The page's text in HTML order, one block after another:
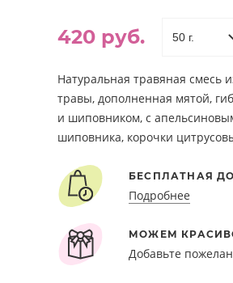
420 руб.
Натуральная травяная смесь
травы, дополненная мятой,
и шиповником, с
шиповника, корочки
БЕСПЛАТНАЯ
Подробнее
МОЖЕМ
Добавьте